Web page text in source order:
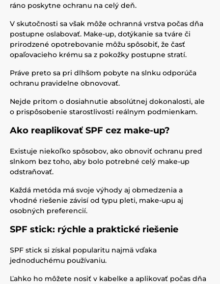
ráno poskytne ochranu na celý deň.
V skutočnosti sa však môže ochranná vrstva počas dňa
postupne oslabovať. Make-up, dotýkanie sa tváre či
prirodzené opotrebovanie môžu spôsobiť, že časť
opaľovacieho krému sa z pokožky postupne stratí.
Práve preto sa pri dlhšom pobyte na slnku odporúča
ochranu pravidelne obnovovať.
Nejde pritom o dosiahnutie absolútnej dokonalosti, ale
o prispôsobenie starostlivosti reálnym podmienkam.
Ako reaplikovať SPF cez make-up?
Existuje niekoľko spôsobov, ako obnoviť ochranu pred
slnkom bez toho, aby bolo potrebné celý make-up
odstraňovať.
Každá metóda má svoje výhody aj obmedzenia a
vhodné riešenie závisí od typu pleti, make-upu aj
osobných preferencií.
SPF stick: rýchle a praktické riešenie
SPF stick si získal popularitu najmä vďaka
jednoduchému používaniu.
Ľahko ho môžete nosiť v kabelke a aplikovať počas dňa